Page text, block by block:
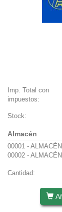
Imp. Total con
impuestos:
Stock:
Almacén
00001 - ALMACÉN
00002 -
Cantidad: